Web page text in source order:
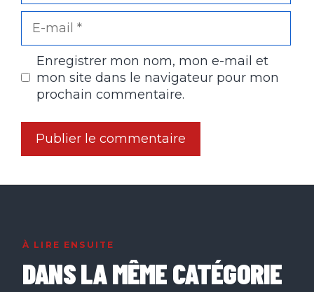
mail
Enregistrer mon nom, mon e-mail et
mon site dans le navigateur pour mon
prochain commentaire.
À LIRE ENSUITE
DANS LA MÊME CATÉGORIE